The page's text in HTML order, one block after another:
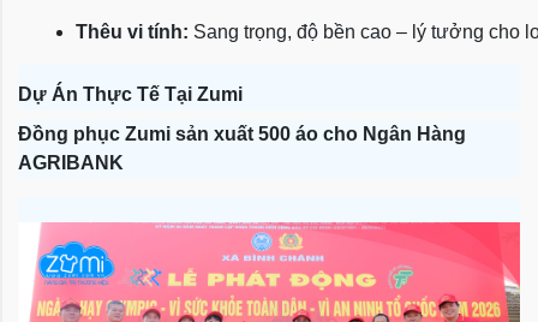
Thêu vi tính: Sang trọng, độ bền cao – lý tưởng cho
Dự Án Thực Tế Tại Zumi
Đồng phục Zumi sản xuất 500 áo cho Ngân Hàng
AGRIBANK